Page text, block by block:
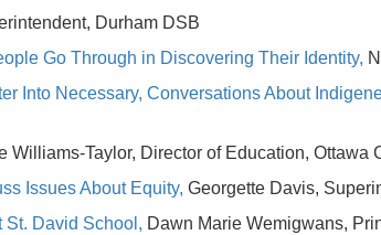
Durham DSB
Go Through in Discovering Their Identity,
Into Necessary, Conversations About
Williams-Taylor, Director of Education, Ottawa
Issues About Equity, Georgette Davis,
St. David School, Dawn Marie Wemigwans,